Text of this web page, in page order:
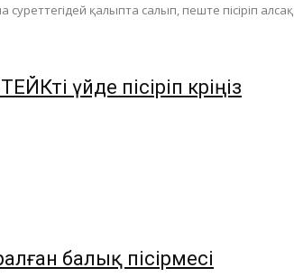
суреттегідей қалыпта салып, пеште пісіріп алсақ
үйде пісіріп көріңіз
балық пісірмесі